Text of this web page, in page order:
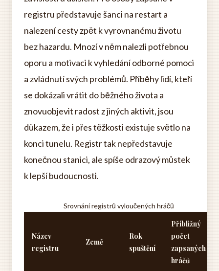
registru představuje šanci na restart a
nalezení cesty zpět k vyrovnanému životu
bez hazardu. Mnozí v něm nalezli potřebnou
oporu a motivaci k vyhledání odborné pomoci
a zvládnutí svých problémů. Příběhy lidí, kteří
se dokázali vrátit do běžného života a
znovuobjevit radost z jiných aktivit, jsou
důkazem, že i přes těžkosti existuje světlo na
konci tunelu. Registr tak nepředstavuje
konečnou stanici, ale spíše odrazový můstek
k lepší budoucnosti.
Srovnání registrů vyloučených hráčů
Název
registru
Země
Rok
spuštění
Přibližný
počet
zapsaných
hráčů